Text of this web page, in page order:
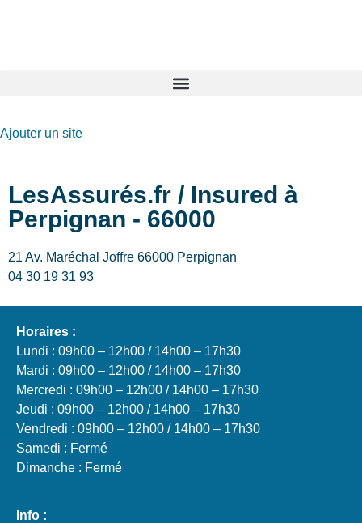
Ajouter un site
LesAssurés.fr / Insured à
Perpignan - 66000
21 Av. Maréchal Joffre 66000 Perpignan
04 30 19 31 93
Horaires :
Lundi : 09h00 – 12h00 / 14h00 – 17h30
Mardi : 09h00 – 12h00 / 14h00 – 17h30
Mercredi : 09h00 – 12h00 / 14h00 – 17h30
Jeudi : 09h00 – 12h00 / 14h00 – 17h30
Vendredi : 09h00 – 12h00 / 14h00 – 17h30
Samedi : Fermé
Dimanche : Fermé
Info :